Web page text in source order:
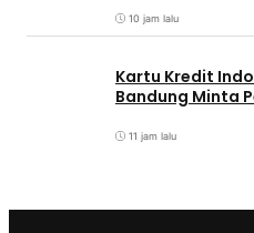
10 jam lalu
Kartu Kredit
Bandung Minta
11 jam lalu